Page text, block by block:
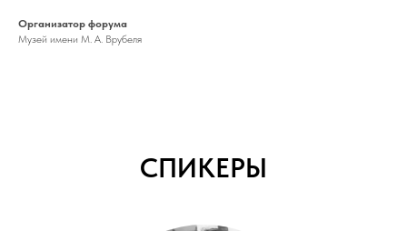
Организатор форума
Музей имени М. А. Врубеля
СПИКЕРЫ